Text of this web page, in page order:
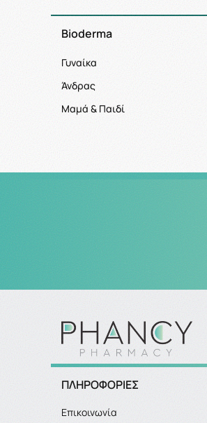
Bioderma
Γυναίκα
Άνδρας
Μαμά & Παιδί
ΠΛΗΡΟΦΟΡΙΕΣ
Επικοινωνία